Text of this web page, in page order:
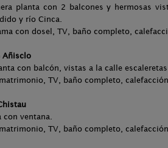
planta con 2 balcones y hermosas
y río Cinca.
con dosel, TV, baño completo,
Añisclo
con balcón, vistas a la calle
TV, baño completo,
con ventana.
TV, baño completo,